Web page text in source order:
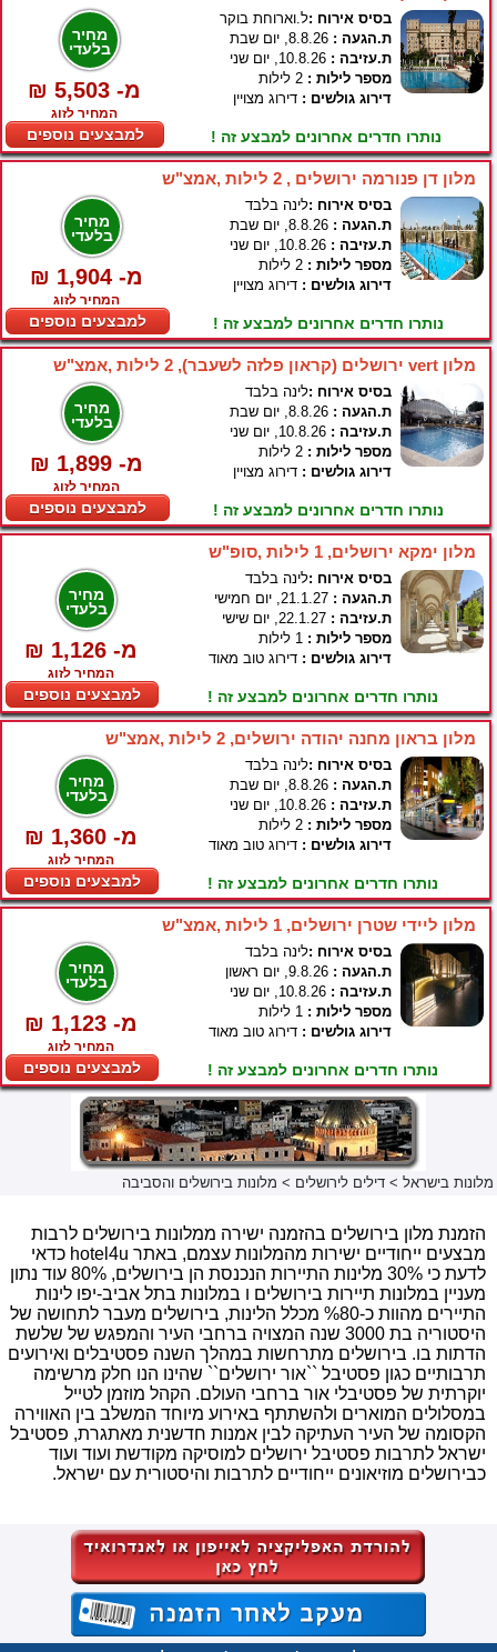
מחיר
בלעדי
₪ 5,503 -מ
המחיר לזוג
למבצעים נוספים
בסיס אירוח :ל.וארוחת בוקר
ת.הגעה :
ת.עזיבה :
מספר לילות :
דירוג גולשים : דירוג מצויין
נותרו חדרים אחרונים למבצע זה !
מלון דן פנורמה ירושלים , 2 לילות ,אמצ"ש
מחיר
בלעדי
₪ 1,904 -מ
המחיר לזוג
למבצעים נוספים
בסיס אירוח :לינה בלבד
ת.הגעה :
ת.עזיבה :
מספר לילות :
דירוג גולשים : דירוג מצויין
נותרו חדרים אחרונים למבצע זה !
מלון vert ירושלים (קראון פלזה לשעבר), 2 לילות ,אמצ"ש
מחיר
בלעדי
₪ 1,899 -מ
המחיר לזוג
למבצעים נוספים
בסיס אירוח :לינה בלבד
ת.הגעה :
ת.עזיבה :
מספר לילות :
דירוג גולשים : דירוג מצויין
נותרו חדרים אחרונים למבצע זה !
מלון ימקא ירושלים, 1 לילות ,סופ"ש
מחיר
בלעדי
₪ 1,126 -מ
המחיר לזוג
למבצעים נוספים
בסיס אירוח :לינה בלבד
ת.הגעה :
ת.עזיבה :
מספר לילות :
דירוג גולשים : דירוג טוב מאוד
נותרו חדרים אחרונים למבצע זה !
מלון בראון מחנה יהודה ירושלים, 2 לילות ,אמצ"ש
מחיר
בלעדי
₪ 1,360 -מ
המחיר לזוג
למבצעים נוספים
בסיס אירוח :לינה בלבד
ת.הגעה :
ת.עזיבה :
מספר לילות :
דירוג גולשים : דירוג טוב מאוד
נותרו חדרים אחרונים למבצע זה !
מלון ליידי שטרן ירושלים, 1 לילות ,אמצ"ש
מחיר
בלעדי
₪ 1,123 -מ
המחיר לזוג
למבצעים נוספים
בסיס אירוח :לינה בלבד
ת.הגעה :
ת.עזיבה :
מספר לילות :
דירוג גולשים : דירוג טוב מאוד
נותרו חדרים אחרונים למבצע זה !
מלונות בישראל > דילים לירושלים > מלונות בירושלים והסביבה
הזמנת מלון בירושלים בהזמנה ישירה ממלונות בירושלים לרבות
מבצעים ייחודיים ישירות מהמלונות עצמם, באתר hotel4u כדאי
לדעת כי 30% מלינות התיירות הנכנסת הן בירושלים, 80% עוד נתון
מעניין במלונות תיירות בירושלים ו במלונות בתל אביב-יפו לינות
התיירים מהוות כ-%80 מכלל הלינות, בירושלים מעבר לתחושה של
היסטוריה בת 3000 שנה המצויה ברחבי העיר והמפגש של שלשת
הדתות בו. בירושלים מתרחשות במהלך השנה פסטיבלים ואירועים
תרבותיים כגון פסטיבל ``אור ירושלים`` שהינו הנו חלק מרשימה
יוקרתית של פסטיבלי אור ברחבי העולם. הקהל מוזמן לטייל
במסלולים המוארים ולהשתתף באירוע מיוחד המשלב בין האווירה
הקסומה של העיר העתיקה לבין אמנות חדשנית מאתגרת, פסטיבל
ישראל לתרבות פסטיבל ירושלים למוסיקה מקודשת ועוד ועוד
כבירושלים מוזיאונים ייחודיים לתרבות והיסטורית עם ישראל.